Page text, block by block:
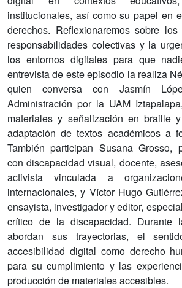
institucionales, así como su papel en
derechos. Reflexionaremos sobre
responsabilidades colectivas y la
los entornos digitales para que
entrevista de este episodio la realiza
quien conversa con Jasmín
Administración por la UAM
materiales y señalización en braille
adaptación de textos académicos a
También participan Susana Grosso,
con discapacidad visual, docente,
activista vinculada a
internacionales, y Víctor Hugo
ensayista, investigador y editor,
crítico de la discapacidad. Durante
abordan sus trayectorias, el
accesibilidad digital como derecho
para su cumplimiento y las
producción de materiales accesibles.